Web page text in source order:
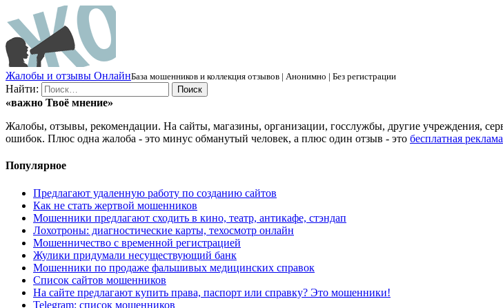
Жалобы и отзывы ОнлайнБаза мошенников и коллекция отзывов | Анонимно | Без регистрации
Найти:
«важно Твоё мнение»
Жалобы, отзывы, рекомендации. На сайты, магазины, организации, госслужбы, другие учреждения,
ошибок. Плюс одна жалоба - это минус обманутый человек, а плюс один отзыв - это бесплатная реклама
Популярное
Предлагают удаленную работу по созданию сайтов
Как не стать жертвой мошенников
Мошенники предлагают сходить в кино, театр, антикафе, стэндап
Лохотроны: диагностические карты, техосмотр онлайн
Мошенничество с временной регистрацией
Жулики придумали несуществующий банк
Мошенники по продаже фальшивых медицинских справок
Список сайтов мошенников
На сайте предлагают купить права, паспорт или справку? Это мошенники!
Telegram: список мошенников